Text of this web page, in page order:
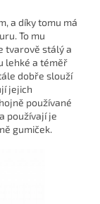
a díky tomu má
To mu
tvarově stálý a
lehké a téměř
dobře slouží
jejich
používané
používají je
gumiček.